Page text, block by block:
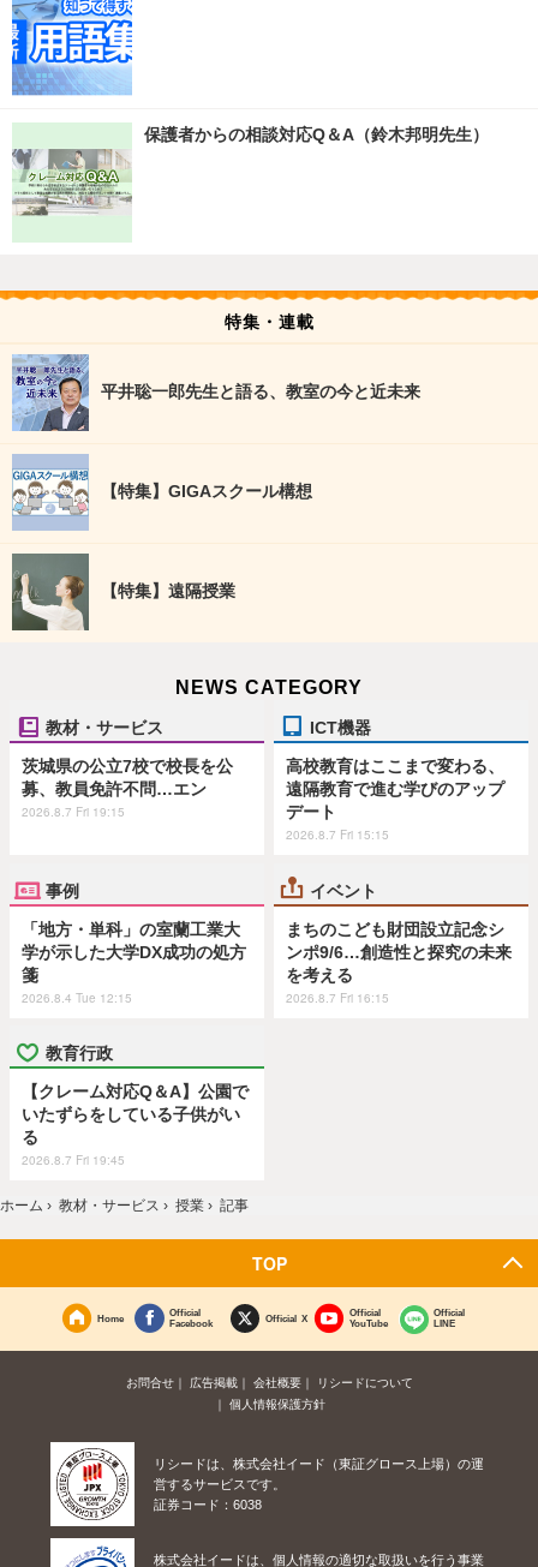
保護者からの相談対応Q＆A（鈴木邦明先生）
特集・連載
平井聡一郎先生と語る、教室の今と近未来
【特集】GIGAスクール構想
【特集】遠隔授業
NEWS CATEGORY
教材・サービス
茨城県の公立7校で校長を公
募、教員免許不問…エン
2026.8.7 Fri 19:15
ICT機器
高校教育はここまで変わる、
遠隔教育で進む学びのアップ
デート
2026.8.7 Fri 15:15
事例
「地方・単科」の室蘭工業大
学が示した大学DX成功の処方
箋
2026.8.4 Tue 12:15
イベント
まちのこども財団設立記念シ
ンポ9/6…創造性と探究の未来
を考える
2026.8.7 Fri 16:15
教育行政
【クレーム対応Q＆A】公園で
いたずらをしている子供がい
る
2026.8.7 Fri 19:45
ホーム › 教材・サービス › 授業 › 記事
TOP
Home
Official
Facebook
Official X
Official
YouTube
Official
LINE
お問合せ 広告掲載 会社概要
リシードについて
個人情報保護方針
リシードは、株式会社イード（東証グロース上場）の運
営するサービスです。
証券コード：6038
株式会社イードは、個人情報の適切な取扱いを行う事業